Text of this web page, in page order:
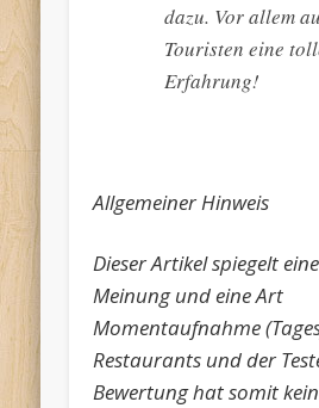
dazu. Vor allem
Touristen eine
Erfahrung!
Allgemeiner Hinweis
Dieser Artikel spiegelt
Meinung und eine Art
Momentaufnahme
Restaurants und der
Bewertung hat somit